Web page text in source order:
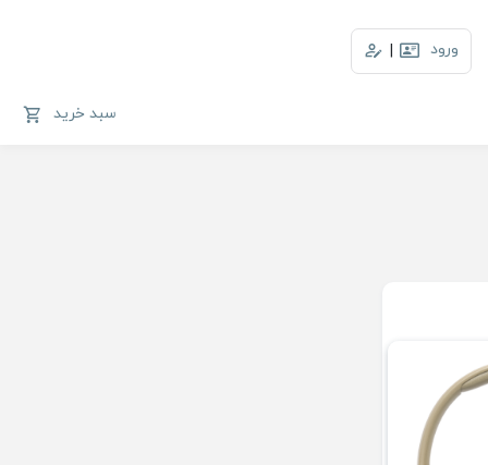
ورود |
سبد خرید